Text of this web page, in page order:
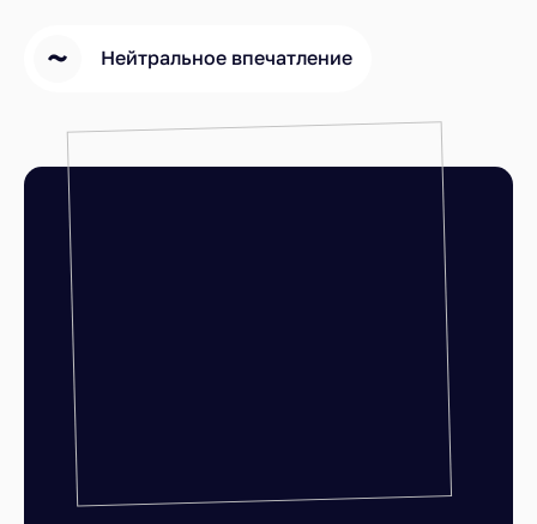
Нейтральное впечатление